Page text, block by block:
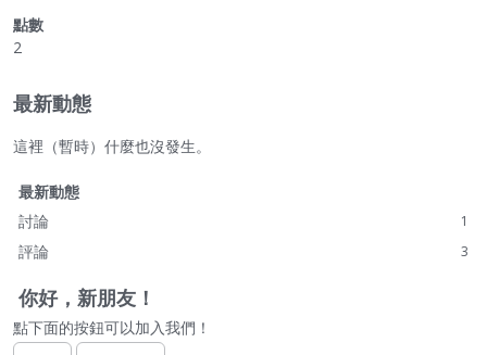
點數
2
最新動態
這裡（暫時）什麼也沒發生。
最新動態
討論
1
評論 3
你好，新朋友！
點下面的按鈕可以加入我們！